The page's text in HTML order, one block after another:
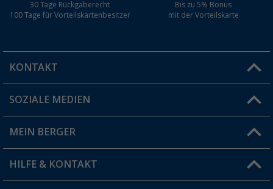
30 Tage Rückgaberecht
100 Tage für Vorteilskartenbesitzer
Bis zu 5% Bonus
mit der Vorteilskarte
KONTAKT
Du hast eine Frage?
Filiale finden
SOZIALE MEDIEN
MEIN BERGER
Vorteilskarte
HILFE & KONTAKT